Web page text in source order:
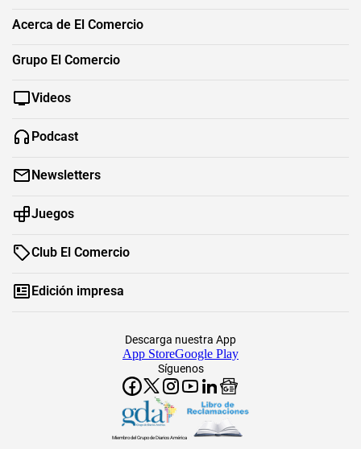
Acerca de El Comercio
Grupo El Comercio
Videos
Podcast
Newsletters
Juegos
Club El Comercio
Edición impresa
Síguenos
Descarga nuestra App
App StoreGoogle Play
Miembro del Grupo de Diarios América